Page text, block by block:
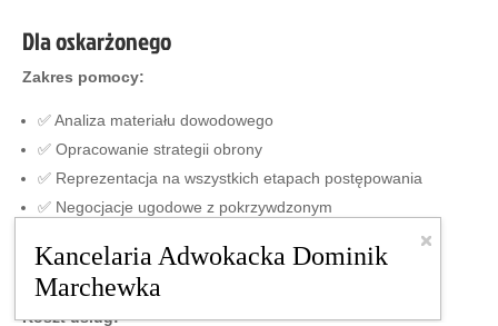
Dla oskarżonego
Zakres pomocy:
✅ Analiza materiału dowodowego
✅ Opracowanie strategii obrony
✅ Reprezentacja na wszystkich etapach postępowania
✅ Negocjacje ugodowe z pokrzywdzonym
✅ Apelacja od wyroku
Koszt usług:
Kancelaria Adwokacka Dominik
Marchewka